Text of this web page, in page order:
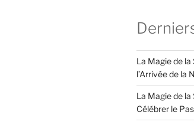
La Magie de la
l’Arrivée de la
La Magie de la
Célébrer le